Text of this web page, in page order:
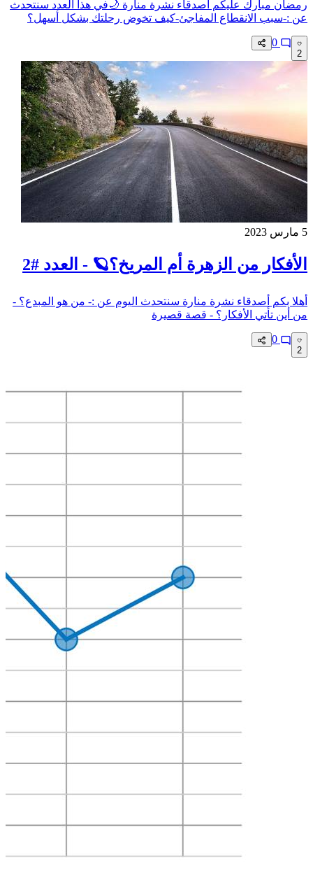
رمضان مبارك عليكم أصدقاء نشرة منارة 🌙في هذا العدد سنتحدث
عن :-سبب الانقطاع المفاجئ-كيف تخوض رحلتك بشكل أسهل؟
2
5 مارس 2023
الأفكار من الزهرة أم المريخ؟🪐 - العدد #2
أهلا بكم أصدقاء نشرة منارة سنتحدث اليوم عن :- من هو المبدع؟ -
من أين تأتي الأفكار؟ - قصة قصيرة
2